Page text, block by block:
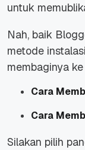
untuk
Nah, baik
metode
membaginya
Cara
Cara
Silakan pilih